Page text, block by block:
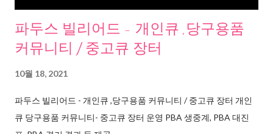
파두스 빌리어드 - 개인큐 ,당구용품
커뮤니티 / 중고큐 장터
10월 18, 2021
파두스 빌리어드 - 개인큐 ,당구용품 커뮤니티 / 중고큐 장터 개인
큐 당구용품 커뮤니티- 중고큐 장터 운영 PBA 생중계, PBA 대진